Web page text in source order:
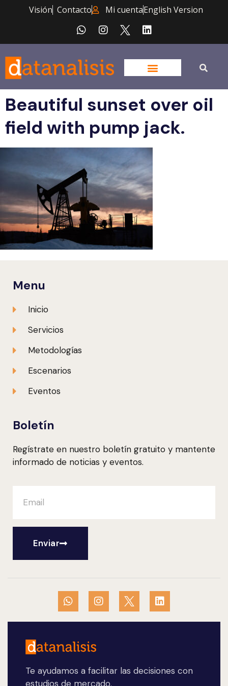
Visión Contacto Mi cuentaEnglish Version
Beautiful sunset over oil
field with pump jack.
Te ayudamos a facilitar las decisiones con
estudios de mercado.
Menu
Inicio
Servicios
Metodologías
Escenarios
Eventos
Boletín
Regístrate en nuestro boletín gratuito y mantente
informado de noticias y eventos.
Enviar